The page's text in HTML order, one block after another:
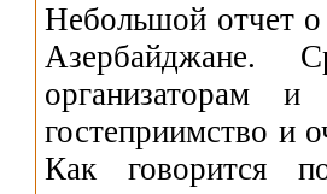
Небольшой отчет о
Азербайджане.
организаторам
гостеприимство и
Как говорится